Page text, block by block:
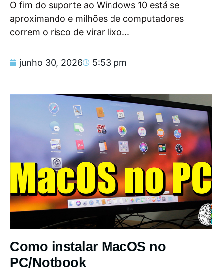
O fim do suporte ao Windows 10 está se
aproximando e milhões de computadores
correm o risco de virar lixo...
junho 30, 2026 5:53 pm
Como instalar MacOS no
PC/Notbook